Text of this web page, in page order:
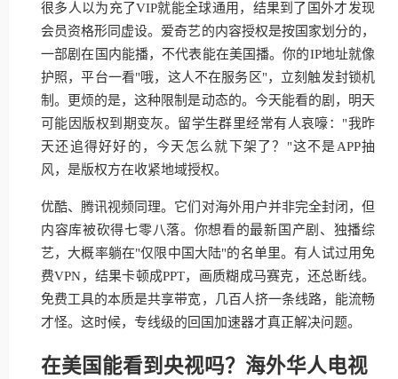
很多人以为充了VIP就能全球通用，结果到了国外才发现
会员资格形同虚设。爱奇艺的内容授权是按国家划分的，
一部剧在国内能播，不代表能在美国播。你的IP地址就像
护照，平台一看"哦，这人不在服务区"，立刻触发封锁机
制。更烦的是，这种限制是动态的。今天能看的剧，明天
可能因版权到期变灰。留学生群里经常有人哀嚎："我昨
天还追得好好的，今天怎么就下架了？"这不是APP抽
风，是版权方在收紧地域授权。
优酷、腾讯视频同理。它们对海外用户并非完全封闭，但
内容库被砍得七零八落。你想看的最新国产剧、独播综
艺，大概率躺在"仅限中国大陆"的名单里。有人试过用免
费VPN，结果卡顿成PPT，画质糊成马赛克，还总断线。
免费工具的本质是共享带宽，几百人挤一条线路，能流畅
才怪。这时候，专线级的回国加速器才真正解决问题。
在美国能看到央视吗？海外华人电视